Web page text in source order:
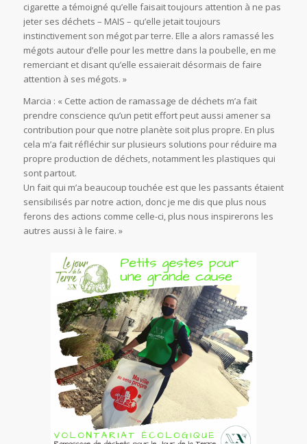
cigarette a témoigné qu’elle faisait toujours attention à ne pas
jeter ses déchets – MAIS – qu’elle jetait toujours
instinctivement son mégot par terre. Elle a alors ramassé les
mégots autour d’elle pour les mettre dans la poubelle, en me
remerciant et disant qu’elle essaierait désormais de faire
attention à ses mégots. »
Marcia : « Cette action de ramassage de déchets m’a fait
prendre conscience qu’un petit effort peut aussi amener sa
contribution pour que notre planète soit plus propre. En plus
cela m’a fait réfléchir sur plusieurs solutions pour réduire ma
propre production de déchets, notamment les plastiques qui
sont partout.
Un fait qui m’a beaucoup touchée est que les passants étaient
sensibilisés par notre action, donc je me dis que plus nous
ferons des actions comme celle-ci, plus nous inspirerons les
autres aussi à le faire. »